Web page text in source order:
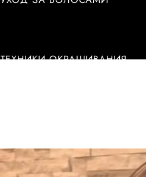
ТЕХНИКИ ОКРАШИВАНИЯ